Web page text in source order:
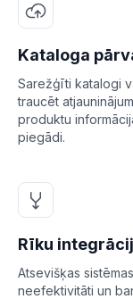
Kataloga
Sarežģīti katalogi
traucēt
produktu
piegādi.
Rīku
Atsevišķas
neefektivitāti un